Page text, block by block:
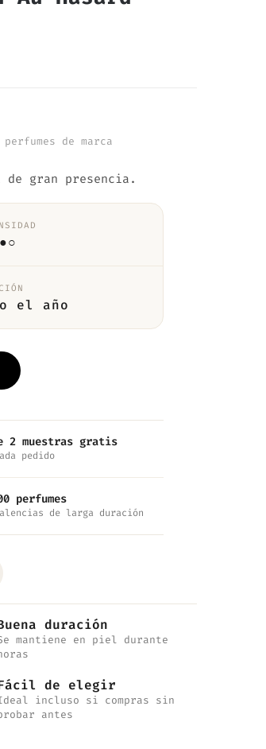
de marca
gran presencia.
el año
2 muestras gratis
pedido
perfumes
de larga duración
duración
mantiene en piel durante
de elegir
incluso si compras sin
antes